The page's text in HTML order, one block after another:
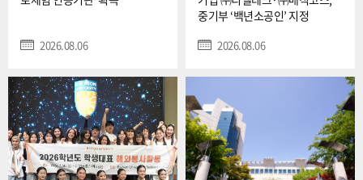
2026.08.06
중기부 ‘백년소공인’ 지정
2026.08.06